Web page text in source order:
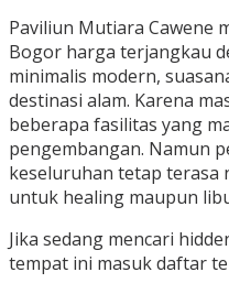
Paviliun Mutiara Cawene
Bogor harga terjangkau
minimalis modern,
destinasi alam. Karena
beberapa fasilitas yang
pengembangan. Namun
keseluruhan tetap terasa
untuk healing maupun
Jika sedang mencari
tempat ini masuk daftar